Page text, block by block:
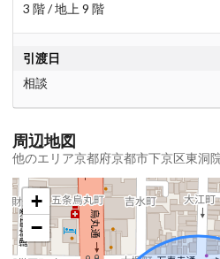
3 階 / 地上 9 階
引渡日
相談
周辺地図
他のエリア京都府京都市下京区東洞
+
−